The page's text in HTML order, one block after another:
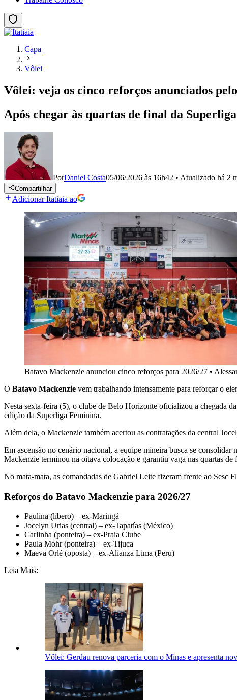
Capa
Vôlei
Vôlei: veja os cinco reforços anunciados
Após chegar às quartas de final da
PorDaniel Costa05/06/2026 às 16h42 • Atualizado há 2
Compartilhar
Adicionar Itatiaia ao
Batavo Mackenzie anunciou cinco reforços para 2026/27 •
O Batavo Mackenzie vem trabalhando intensamente para reforçar o
Nesta sexta-feira (5), o clube de Belo Horizonte oficializou a chegada
edição da Superliga Feminina.
Além dela, o Mackenzie também acertou as contratações da central
Em ascensão no cenário nacional, a equipe mineira busca se
Mackenzie terminou na oitava colocação e garantiu vaga nas quartas de
No mata-mata, as comandadas de Gabriel Leite fizeram frente ao Sesc
Reforços do Batavo Mackenzie para 2026/27
Paulina (líbero) – ex-Maringá
Jocelyn Urias (central) – ex-Tapatías (México)
Carlinha (ponteira) – ex-Praia Clube
Paula Mohr (ponteira) – ex-Tijuca
Maeva Orlé (oposta) – ex-Alianza Lima (Peru)
Leia Mais:
Vôlei: Gerdau renova parceria com o Minas e apresenta